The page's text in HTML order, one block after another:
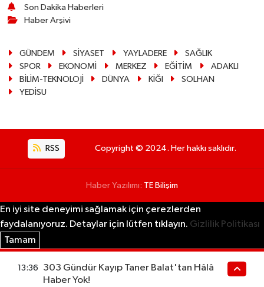
Son Dakika Haberleri
Haber Arşivi
GÜNDEM SİYASET YAYLADERE
SAĞLIK
SPOR
EKONOMİ MERKEZ EĞİTİM
ADAKLI
BİLİM-TEKNOLOJİ
DÜNYA KİĞI
SOLHAN
YEDİSU
RSS Copyright © 2024. Her hakkı saklıdır.
Haber Yazılımı: TE Bilişim
En iyi site deneyimi sağlamak için çerezlerden
faydalanıyoruz. Detaylar için lütfen tıklayın. Gizlilik Politikası
Tamam
13:36
303 Gündür Kayıp Taner Balat'tan Hâlâ
Haber Yok!